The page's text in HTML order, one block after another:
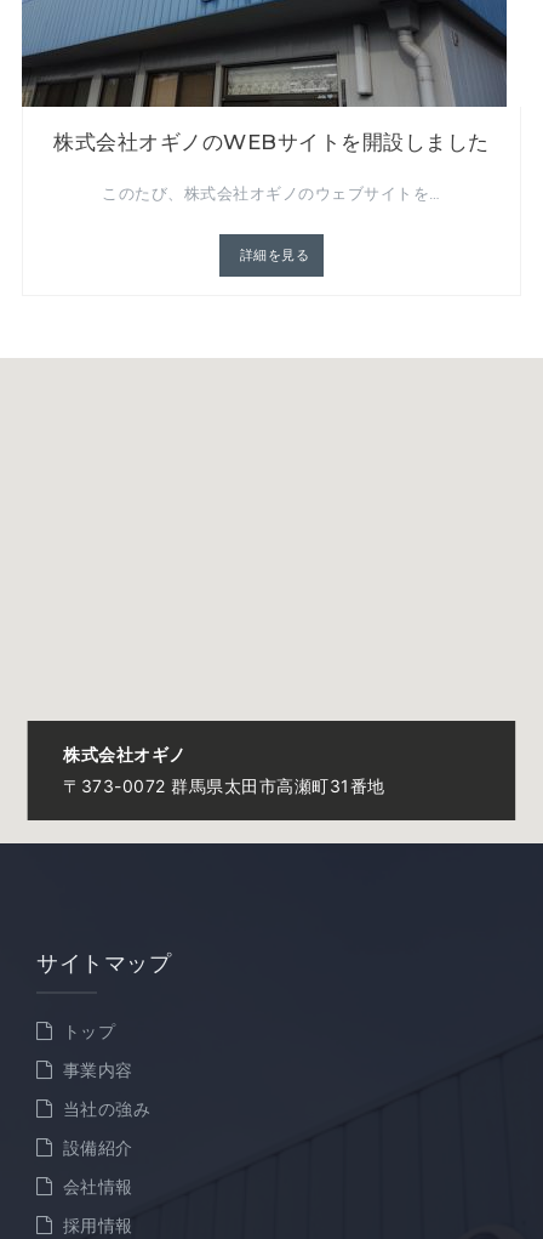
株式会社オギノのWEBサイトを開設しました
このたび、株式会社オギノのウェブサイトを…
詳細を見る
株式会社オギノ
〒373-0072 群馬県太田市高瀬町31番地
サイトマップ
トップ
事業内容
当社の強み
設備紹介
会社情報
採用情報